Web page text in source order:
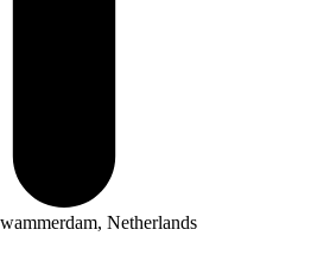
Netherlands